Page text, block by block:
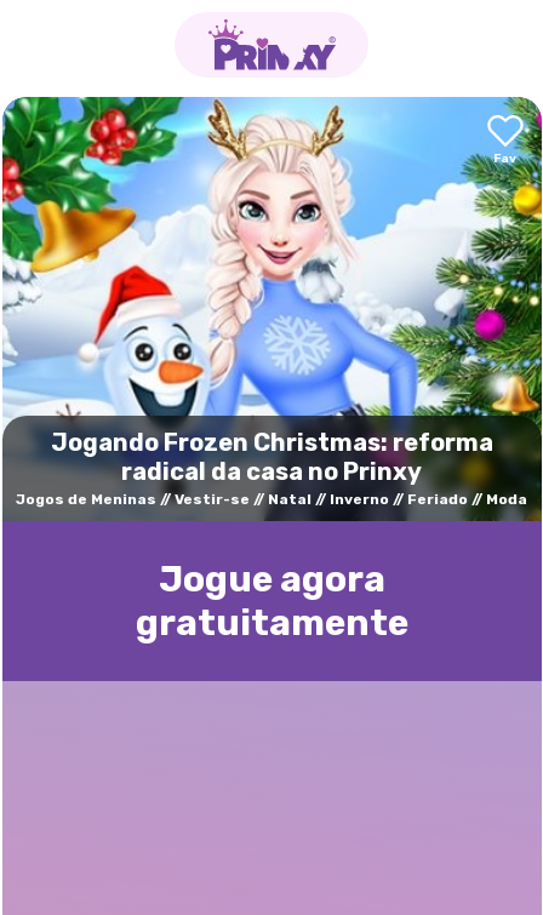
Jogando Frozen Christmas: reforma
radical da casa no Prinxy
Jogos de Meninas Vestir-se Natal Inverno Feriado Moda
Jogue agora
gratuitamente